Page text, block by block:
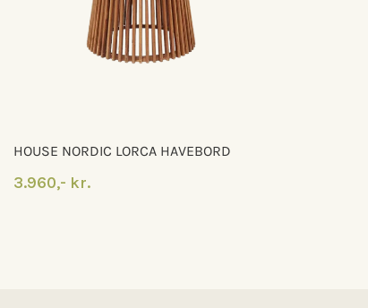
HOUSE NORDIC LORCA HAVEBORD
3.960,- kr.